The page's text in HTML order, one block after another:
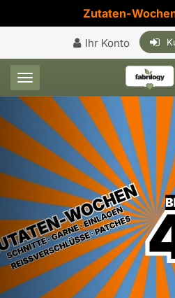
Zutaten-
Ihr Konto
Toggle navigation